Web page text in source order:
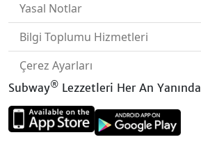
Yasal Notlar
Bilgi Toplumu Hizmetleri
Çerez Ayarları
Subway® Lezzetleri Her An Yanında